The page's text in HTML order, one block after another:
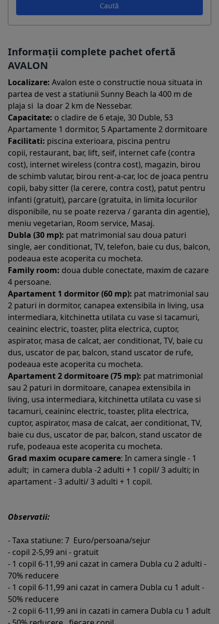
Caută
Informații complete pachet ofertă
AVALON
Localizare: Avalon este o constructie noua situata in
partea de vest a statiunii Sunny Beach la 400 m de
plaja si la doar 2 km de Nessebar.
Capacitate: o cladire de 6 etaje, 30 Duble, 53
Apartamente 1 dormitor, 5 Apartamente 2 dormitoare
Facilitati: piscina exterioara, piscina pentru
copii, restaurant, bar, lift, seif, internet cafe (contra
cost), internet wireless (contra cost), magazin, birou
de schimb valutar, birou rent-a-car, loc de joaca pentru
copii, baby sitter (la cerere, contra cost), patut pentru
infanti (gratuit), parcare (gratuita, in limita locurilor
disponibile, nu se poate rezerva / garanta din agentie),
meniu vegetarian, Room service, Masaj.
Dubla (30 mp): pat matrimonial sau doua paturi
single, aer conditionat, TV, telefon, baie cu dus, balcon,
podeaua este acoperita cu mocheta.
Family room: doua duble conectate, maxim de cazare
4 persoane.
Apartament 1 dormitor (60 mp): pat matrimonial sau
2 paturi in dormitor, canapea extensibila in living, usa
intermediara, kitchinetta utilata cu vase si tacamuri,
ceaininc electric, toaster, plita electrica, cuptor,
aspirator, masa de calcat, aer conditionat, TV, baie cu
dus, uscator de par, balcon, stand uscator de rufe,
podeaua este acoperita cu mocheta.
Apartament 2 dormitoare (75 mp): pat matrimonial
sau 2 paturi in dormitoare, canapea extensibila in
living, usa intermediara, kitchinetta utilata cu vase si
tacamuri, ceaininc electric, toaster, plita electrica,
cuptor, aspirator, masa de calcat, aer conditionat, TV,
baie cu dus, uscator de par, balcon, stand uscator de
rufe, podeaua este acoperita cu mocheta.
Grad maxim ocupare camere: In camera single - 1
adult; in camera dubla -2 adulti + 1 copil/ 3 adulti; in
apartament - 3 adulti/ 3 adulti + 1 copil.
Observatii:
- Taxa statiune: 7 Euro/persoana/sejur
- copil 2-5,99 ani - gratuit
- 1 copil 6-11,99 ani cazat in camera Dubla cu 2 adulti -
70% reducere
- 1 copil 6-11,99 ani cazat in camera Dubla cu 1 adult -
50% reducere
- 2 copii 6-11,99 ani in cazati in camera Dubla cu 1 adult